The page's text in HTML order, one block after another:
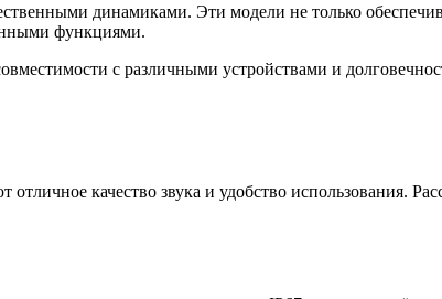
динамиками. Эти модели не только
функциями.
с различными устройствами и
качество звука и удобство использования.